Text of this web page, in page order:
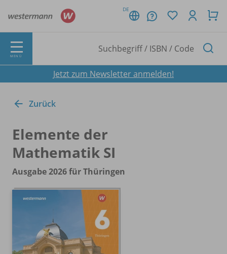
DE
MENÜ
Jetzt zum Newsletter anmelden!
Zurück
Elemente der
Mathematik SI
Ausgabe 2026 für Thüringen